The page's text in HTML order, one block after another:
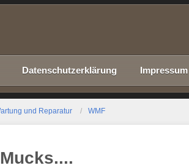
Datenschutzerklärung Impressum
und Reparatur WMF